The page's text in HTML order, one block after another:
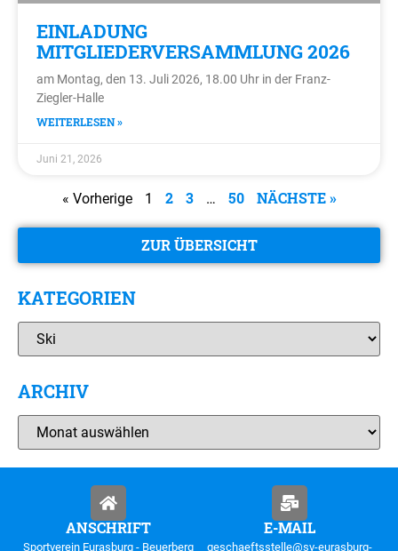
EINLADUNG
MITGLIEDERVERSAMMLUNG 2026
am Montag, den 13. Juli 2026, 18.00 Uhr in der Franz-
Ziegler-Halle
WEITERLESEN »
Juni 21, 2026
« Vorherige 1 2 3 … 50 NÄCHSTE »
ZUR ÜBERSICHT
KATEGORIEN
ARCHIV
ANSCHRIFT
Sportverein Eurasburg - Beuerberg
E-MAIL
geschaeftsstelle@sv-eurasburg-